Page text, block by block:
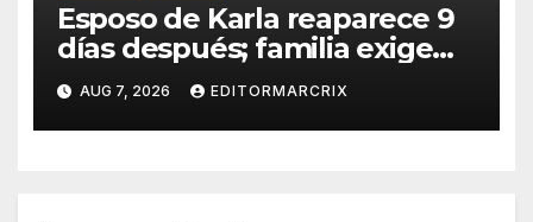
Esposo de Karla reaparece 9
días después; familia exige
custodia de su hijo
AUG 7, 2026 EDITORMARCRIX